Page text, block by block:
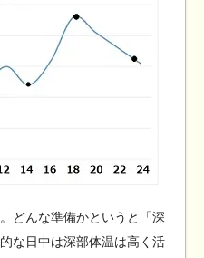
どんな準備かというと「深
な日中は深部体温は高く活